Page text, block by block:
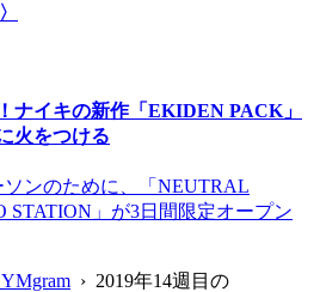
ナイキの新作「EKIDEN PACK」
火をつける
ンのために、「NEUTRAL
STATION」が3日間限定オープン
› 2019年14週目の